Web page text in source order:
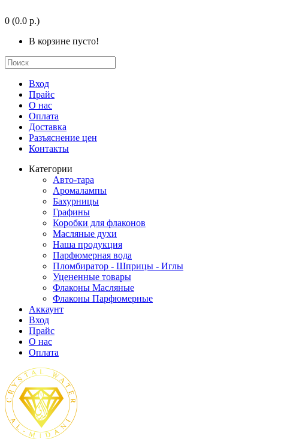
0 (0.0 р.)
В корзине пусто!
Вход
Прайс
О нас
Оплата
Доставка
Разъяснение цен
Контакты
Категории
Авто-тара
Аромалампы
Бахурницы
Графины
Коробки для флаконов
Масляные духи
Наша продукция
Парфюмерная вода
Пломбиратор - Шприцы - Иглы
Уцененные товары
Флаконы Масляные
Флаконы Парфюмерные
Аккаунт
Вход
Прайс
О нас
Оплата